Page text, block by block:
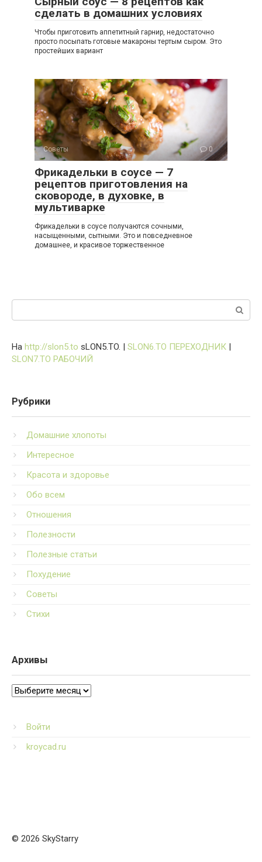
сделать в домашних условиях
Чтобы приготовить аппетитный гарнир, недостаточно
просто посыпать готовые макароны тертым сыром. Это
простейших вариант
Советы 0
Фрикадельки в соусе — 7
рецептов приготовления на
сковороде, в духовке, в
мультиварке
Фрикадельки в соусе получаются сочными,
насыщенными, сытными. Это и повседневное
домашнее, и красивое торжественное
Поиск:
На http://slon5.to sLON5.TO. | SLON6.TO ПЕРЕХОДНИК |
SLON7.TO РАБОЧИЙ
Рубрики
Домашние хлопоты
Интересное
Красота и здоровье
Обо всем
Отношения
Полезности
Полезные статьи
Похудение
Советы
Стихи
Архивы
Архивы
Войти
kroycad.ru
© 2026 SkyStarry